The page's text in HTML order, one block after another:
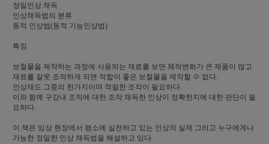
정밀인상 채득
인상채득법의 분류
동적 인상법(동적 기능인상법)
특징
보철물을 제작하는 과정에 사용되는 재료를 보면 체적변화가 큰 제품이 많고
재료를 잘못 조작하게 되면 적합이 좋은 보철물을 제작할 수 없다.
인상재도 그중의 한가지이며 적절한 조작이 필요하다.
이와 함께 구강내 조직에 대한 조작 채득한 인상이 정확한지에 대한 판단이 필
요하다.
이 책은 임상 현장에서 평소에 실천하고 있는 인상의 실제 그리고 누구에게나
가능한 정밀한 인상 채득법을 해설하고 있다.